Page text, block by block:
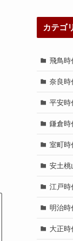
カテゴ
飛鳥時
奈良時
平安時
鎌倉時
室町時
安土桃
江戸時
明治
大正